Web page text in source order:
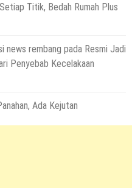
Titik, Bedah Rumah Plus
news rembang pada Resmi Jadi
Penyebab Kecelakaan
Ada Kejutan